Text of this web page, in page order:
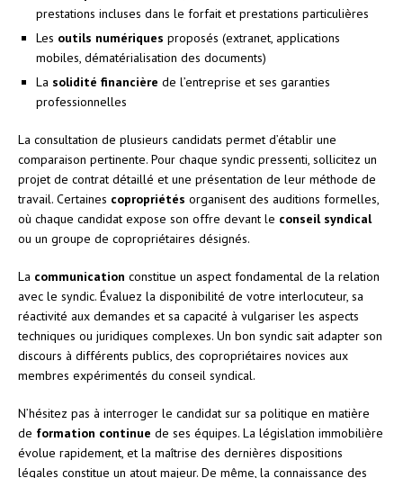
prestations incluses dans le forfait et prestations particulières
Les outils numériques proposés (extranet, applications
mobiles, dématérialisation des documents)
La solidité financière de l’entreprise et ses garanties
professionnelles
La consultation de plusieurs candidats permet d’établir une
comparaison pertinente. Pour chaque syndic pressenti, sollicitez un
projet de contrat détaillé et une présentation de leur méthode de
travail. Certaines copropriétés organisent des auditions formelles,
où chaque candidat expose son offre devant le conseil syndical
ou un groupe de copropriétaires désignés.
La communication constitue un aspect fondamental de la relation
avec le syndic. Évaluez la disponibilité de votre interlocuteur, sa
réactivité aux demandes et sa capacité à vulgariser les aspects
techniques ou juridiques complexes. Un bon syndic sait adapter son
discours à différents publics, des copropriétaires novices aux
membres expérimentés du conseil syndical.
N’hésitez pas à interroger le candidat sur sa politique en matière
de formation continue de ses équipes. La législation immobilière
évolue rapidement, et la maîtrise des dernières dispositions
légales constitue un atout majeur. De même, la connaissance des